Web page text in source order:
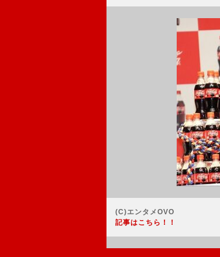
(C)エンタメOVO
記事はこちら！！